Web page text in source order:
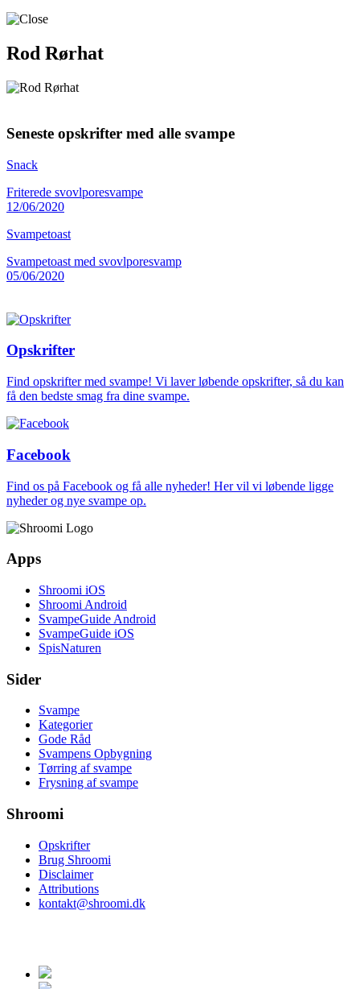
Rod Rørhat
Seneste opskrifter med alle svampe
Snack
Friterede svovlporesvampe
12/06/2020
Svampetoast
Svampetoast med svovlporesvamp
05/06/2020
Opskrifter
Find opskrifter med svampe! Vi laver løbende opskrifter, så du kan
få den bedste smag fra dine svampe.
Facebook
Find os på Facebook og få alle nyheder! Her vil vi løbende ligge
nyheder og nye svampe op.
Apps
Shroomi iOS
Shroomi Android
SvampeGuide Android
SvampeGuide iOS
SpisNaturen
Sider
Svampe
Kategorier
Gode Råd
Svampens Opbygning
Tørring af svampe
Frysning af svampe
Shroomi
Opskrifter
Brug Shroomi
Disclaimer
Attributions
kontakt@shroomi.dk